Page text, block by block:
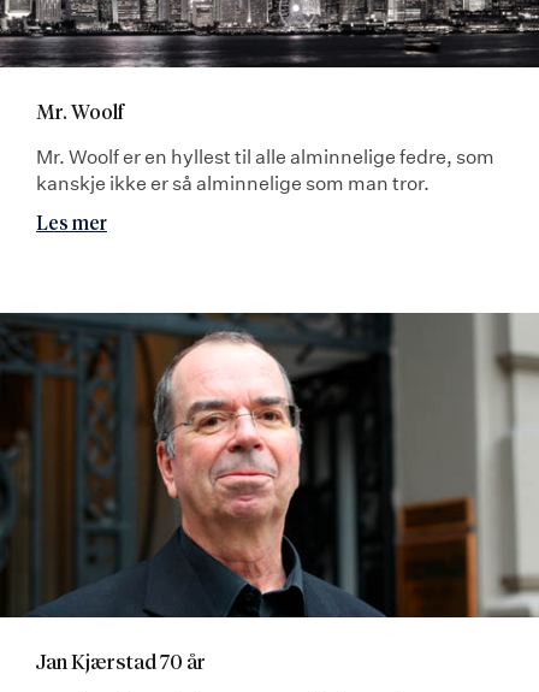
Mr. Woolf
Mr. Woolf er en hyllest til alle alminnelige fedre, som
kanskje ikke er så alminnelige som man tror.
Les mer
Jan Kjærstad 70 år